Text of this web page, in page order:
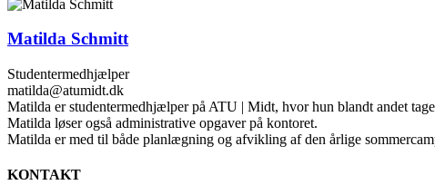
Matilda Schmitt
Studentermedhjælper
matilda@atumidt.dk
Matilda er studentermedhjælper på ATU | Midt, hvor hun blandt andet
Matilda løser også administrative opgaver på kontoret.
Matilda er med til både planlægning og afvikling af den årlige
KONTAKT